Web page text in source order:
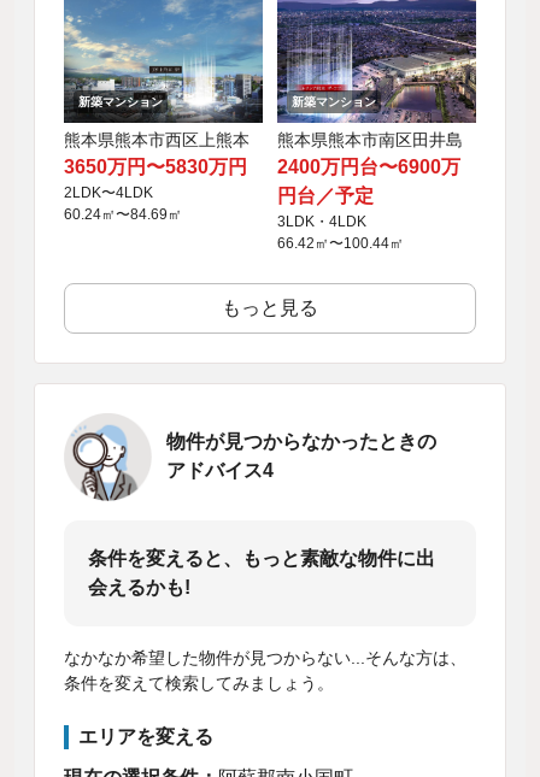
新築マンション
熊本県熊本市西区上熊本
3650万円〜5830万円
2LDK〜4LDK
60.24㎡〜84.69㎡
新築マンション
熊本県熊本市南区田井島
2400万円台〜6900万
円台／予定
3LDK・4LDK
66.42㎡〜100.44㎡
もっと見る
物件が見つからなかったときの
アドバイス4
条件を変えると、もっと素敵な物件に出
会えるかも!
なかなか希望した物件が見つからない...そんな方は、
条件を変えて検索してみましょう。
エリアを変える